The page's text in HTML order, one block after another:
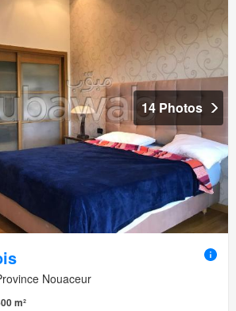
14 Photos
Nouaceur
m²